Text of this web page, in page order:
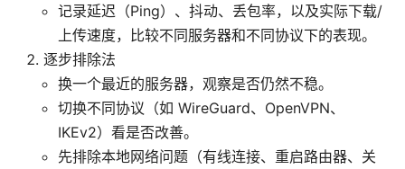
记录延迟（Ping）、抖动、丢包率，以及实际下载/
上传速度，比较不同服务器和不同协议下的表现。
逐步排除法
换一个最近的服务器，观察是否仍然不稳。
切换不同协议（如 WireGuard、OpenVPN、
IKEv2）看是否改善。
先排除本地网络问题（有线连接、重启路由器、关